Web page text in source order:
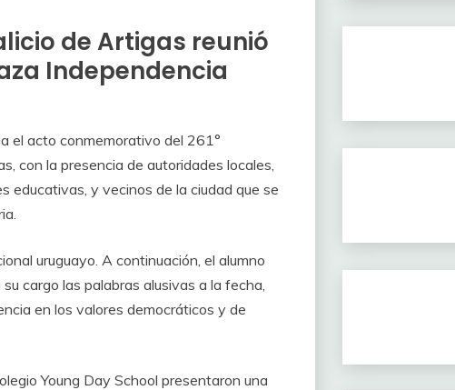
de Artigas reunió
Independencia
el acto conmemorativo del 261°
con la presencia de autoridades locales,
educativas, y vecinos de la ciudad que se
uruguayo. A continuación, el alumno
cargo las palabras alusivas a la fecha,
en los valores democráticos y de
Young Day School presentaron una